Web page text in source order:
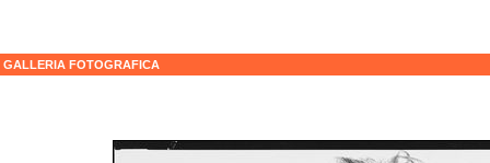
GALLERIA FOTOGRAFICA